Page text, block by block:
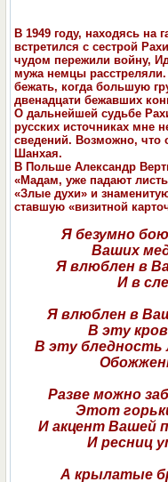
В 1949 году, находясь на
встретился с сестрой
чудом пережили войну,
мужа немцы
бежать, когда большую
двенадцати бежавших
О дальнейшей судьбе
русских источниках мне
сведений. Возможно, что
Шанхая.
В Польше Александр
«Мадам, уже падают
«Злые духи» и
ставшую «визитной
Я безумно
Ваших
Я влюблен в
И в
Я влюблен в
В эту
В эту бледность
Разве можно
Этот
И акцент Вашей
И ресниц
А крылатые